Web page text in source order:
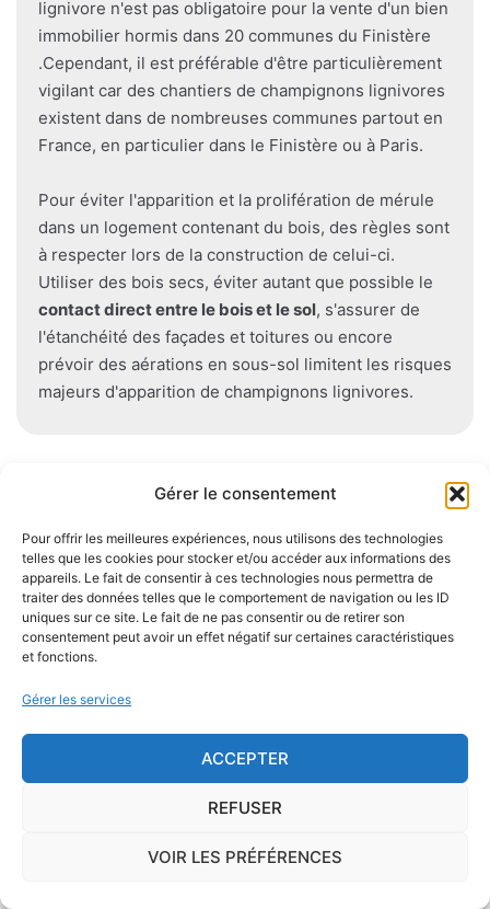
Gérer le consentement
Pour offrir les meilleures expériences, nous utilisons des technologies
telles que les cookies pour stocker et/ou accéder aux informations des
appareils. Le fait de consentir à ces technologies nous permettra de
traiter des données telles que le comportement de navigation ou les ID
uniques sur ce site. Le fait de ne pas consentir ou de retirer son
consentement peut avoir un effet négatif sur certaines caractéristiques
et fonctions.
Gérer les services
ACCEPTER
REFUSER
VOIR LES PRÉFÉRENCES
lignivore n'est pas obligatoire pour la vente d'un bien
immobilier hormis dans 20 communes du Finistère
.Cependant, il est préférable d'être particulièrement
vigilant car des chantiers de champignons lignivores
existent dans de nombreuses communes partout en
France, en particulier dans le Finistère ou à Paris.
Pour éviter l'apparition et la prolifération de mérule
dans un logement contenant du bois, des règles sont
à respecter lors de la construction de celui-ci.
Utiliser des bois secs, éviter autant que possible le
contact direct entre le bois et le sol, s'assurer de
l'étanchéité des façades et toitures ou encore
prévoir des aérations en sous-sol limitent les risques
majeurs d'apparition de champignons lignivores.
risques pour ma ville
Le risque Radon
, ce qui est
considéré commefaible.
concentration en radon qui peut être importante